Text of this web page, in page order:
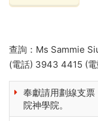
查詢：Ms Sammie
(電話) 3943 4415 (
奉獻請用劃線支
院神學院。